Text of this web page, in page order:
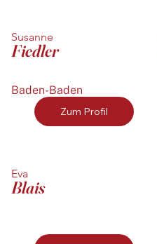
Susanne
Fiedler
Baden-Baden
Zum Profil
Eva
Blais